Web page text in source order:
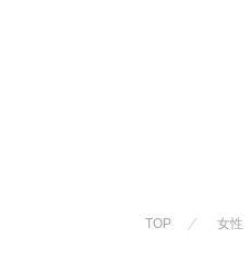
TOP 女性